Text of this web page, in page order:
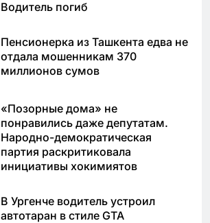
Водитель погиб
Пенсионерка из Ташкента едва не
отдала мошенникам 370
миллионов сумов
«Позорные дома» не
понравились даже депутатам.
Народно-демократическая
партия раскритиковала
инициативы хокимиятов
В Ургенче водитель устроил
автотаран в стиле GTA